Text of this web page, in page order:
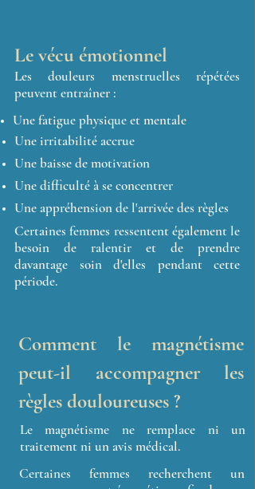
Le vécu émotionnel
Les douleurs menstruelles répétées
peuvent entraîner :
Une fatigue physique et mentale
Une irritabilité accrue
Une baisse de motivation
Une difficulté à se concentrer
Une appréhension de l'arrivée des règles
Certaines femmes ressentent également le
besoin de ralentir et de prendre
davantage soin d'elles pendant cette
période.
Comment le magnétisme
peut-il accompagner les
règles douloureuses ?
Le magnétisme ne remplace ni un
traitement ni un avis médical.
Certaines femmes recherchent un